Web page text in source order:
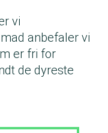
vi
anbefaler vi
er fri for
de dyreste